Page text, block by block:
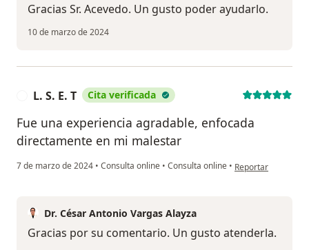
Gracias Sr. Acevedo. Un gusto poder ayudarlo.
10 de marzo de 2024
L. S. E. T Cita verificada
Fue una experiencia agradable, enfocada
directamente en mi malestar
7 de marzo de 2024 • Consulta online • Consulta online • en opinión del
Reportar
Dr. César Antonio Vargas Alayza
Gracias por su comentario. Un gusto atenderla.